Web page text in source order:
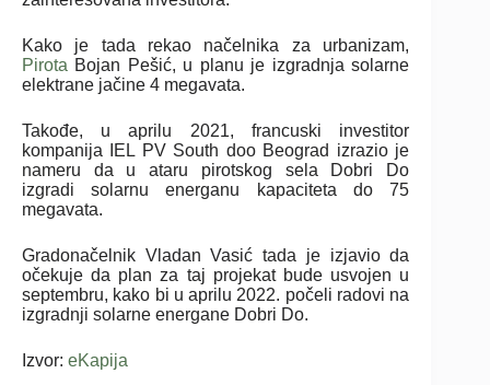
Kako je tada rekao načelnika za urbanizam,
Pirota Bojan Pešić, u planu je izgradnja solarne
elektrane jačine 4 megavata.
Takođe, u aprilu 2021, francuski investitor
kompanija IEL PV South doo Beograd izrazio je
nameru da u ataru pirotskog sela Dobri Do
izgradi solarnu energanu kapaciteta do 75
megavata.
Gradonačelnik Vladan Vasić tada je izjavio da
očekuje da plan za taj projekat bude usvojen u
septembru, kako bi u aprilu 2022. počeli radovi na
izgradnji solarne energane Dobri Do.
Izvor: eKapija